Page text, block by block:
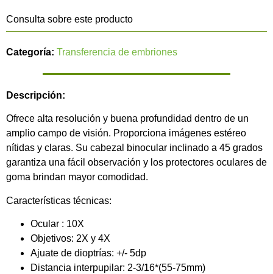
Consulta sobre este producto
Categoría: Transferencia de embriones
Descripción:
Ofrece alta resolución y buena profundidad dentro de un
amplio campo de visión. Proporciona imágenes estéreo
nítidas y claras. Su cabezal binocular inclinado a 45 grados
garantiza una fácil observación y los protectores oculares de
goma brindan mayor comodidad.
Características técnicas:
Ocular : 10X
Objetivos: 2X y 4X
Ajuate de dioptrías: +/- 5dp
Distancia interpupilar: 2-3/16*(55-75mm)